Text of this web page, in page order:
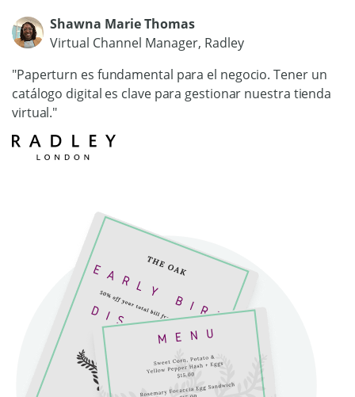
Shawna Marie Thomas
Virtual Channel Manager, Radley
"Paperturn es fundamental para el negocio. Tener un
catálogo digital es clave para gestionar nuestra tienda
virtual."